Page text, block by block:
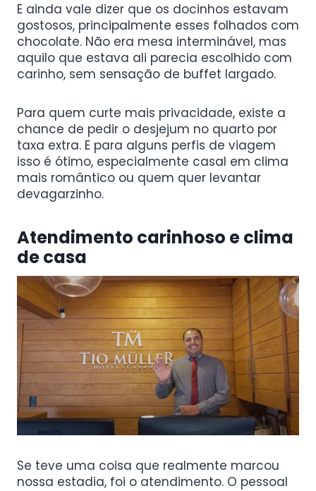
E ainda vale dizer que os docinhos estavam
gostosos, principalmente esses folhados com
chocolate. Não era mesa interminável, mas
aquilo que estava ali parecia escolhido com
carinho, sem sensação de buffet largado.
Para quem curte mais privacidade, existe a
chance de pedir o desjejum no quarto por
taxa extra. E para alguns perfis de viagem
isso é ótimo, especialmente casal em clima
mais romântico ou quem quer levantar
devagarzinho.
Atendimento carinhoso e clima
de casa
Se teve uma coisa que realmente marcou
nossa estadia, foi o atendimento. O pessoal